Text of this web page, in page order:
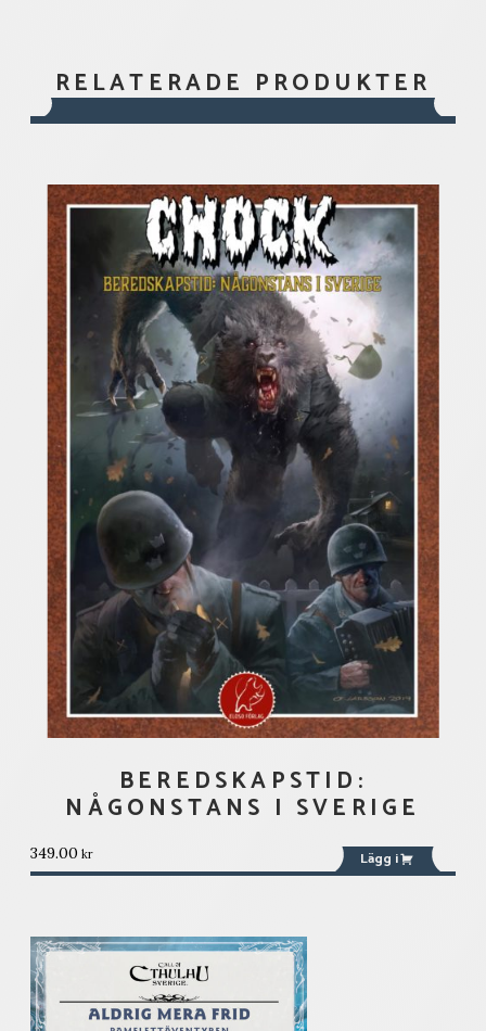
RELATERADE PRODUKTER
BEREDSKAPSTID:
NÅGONSTANS I SVERIGE
349.00 kr Lägg i